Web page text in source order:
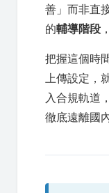
善」而非直
的輔導階段
把握這個時
上傳設定，
入合規軌道
徹底遠離國